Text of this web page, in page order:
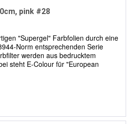
pink #28
"Supergel" Farbfolien durch eine
Norm entsprechenden Serie
werden aus bedrucktem
steht E-Colour für "European